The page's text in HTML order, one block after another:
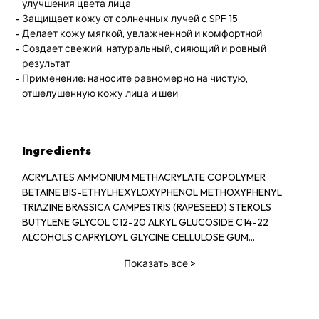
улучшения цвета лица
Защищает кожу от солнечных лучей с SPF 15
Делает кожу мягкой, увлажненной и комфортной
Создает свежий, натуральный, сияющий и ровный
результат
Применение: наносите равномерно на чистую,
отшелушенную кожу лица и шеи
Ingredients
ACRYLATES AMMONIUM METHACRYLATE COPOLYMER
BETAINE BIS-ETHYLHEXYLOXYPHENOL METHOXYPHENYL
TRIAZINE BRASSICA CAMPESTRIS (RAPESEED) STEROLS
BUTYLENE GLYCOL C12-20 ALKYL GLUCOSIDE C14-22
ALCOHOLS CAPRYLOYL GLYCINE CELLULOSE GUM
CYCLOPENTASILOXANE DIETHYLHEXYL 2,6-NAPHTHALATE
Показать все>